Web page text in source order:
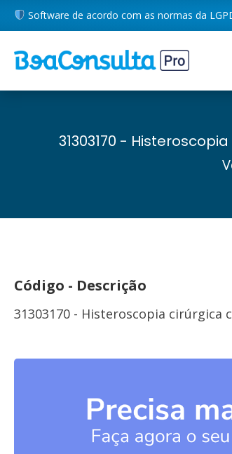
Software de acordo com as normas da
31303170 -
Código - Descrição
31303170 - Histeroscopia